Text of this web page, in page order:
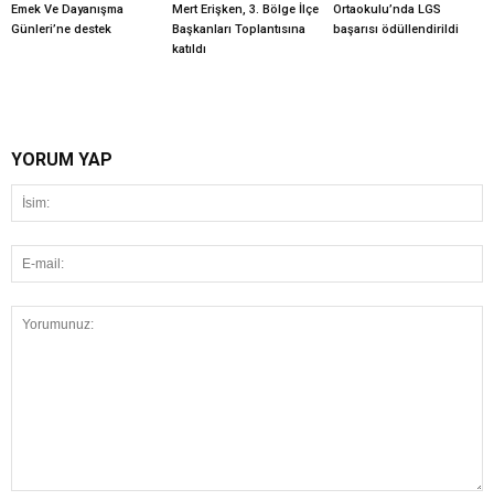
Emek Ve Dayanışma
Günleri’ne destek
Mert Erişken, 3. Bölge İlçe
Başkanları Toplantısına
katıldı
Ortaokulu’nda LGS
başarısı ödüllendirildi
YORUM YAP